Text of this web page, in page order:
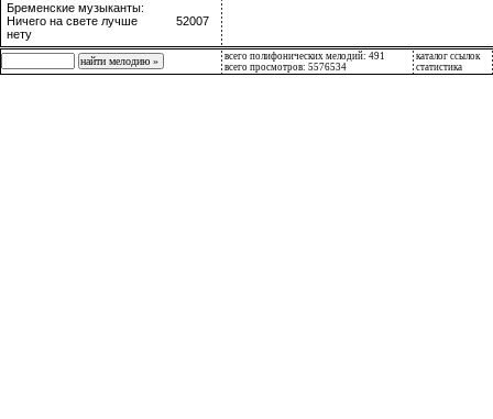
Бременские музыканты:
Ничего на свете лучше
нету
52007
всего полифонических мелодий: 491
всего просмотров: 5576534
каталог ссылок
статистика